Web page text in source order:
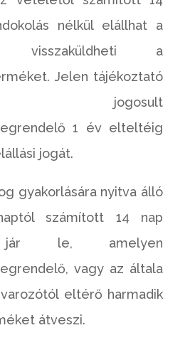
nélkül elállhat a
visszaküldheti a
Jelen tájékoztató
jogosult
1 év elteltéig
jogát.
gyakorlására nyitva álló
számított 14 nap
jár le, amelyen
vagy az általa
eltérő harmadik
átveszi.